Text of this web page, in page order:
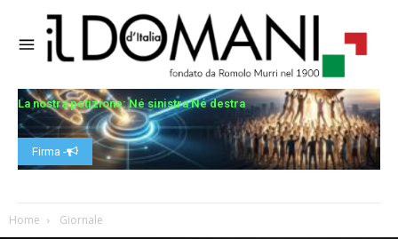
La nostra petizione: Né sinistra Né destra
Firma -
Home Giornale